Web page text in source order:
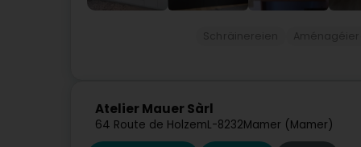
Atelier Mauer Sàrl
64 Route de HolzemL-8232Mamer (Mamer)